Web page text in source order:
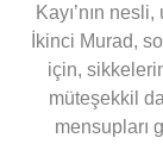
Kayı’nın
İkinci Murad,
için,
müteşekkil
mensupları